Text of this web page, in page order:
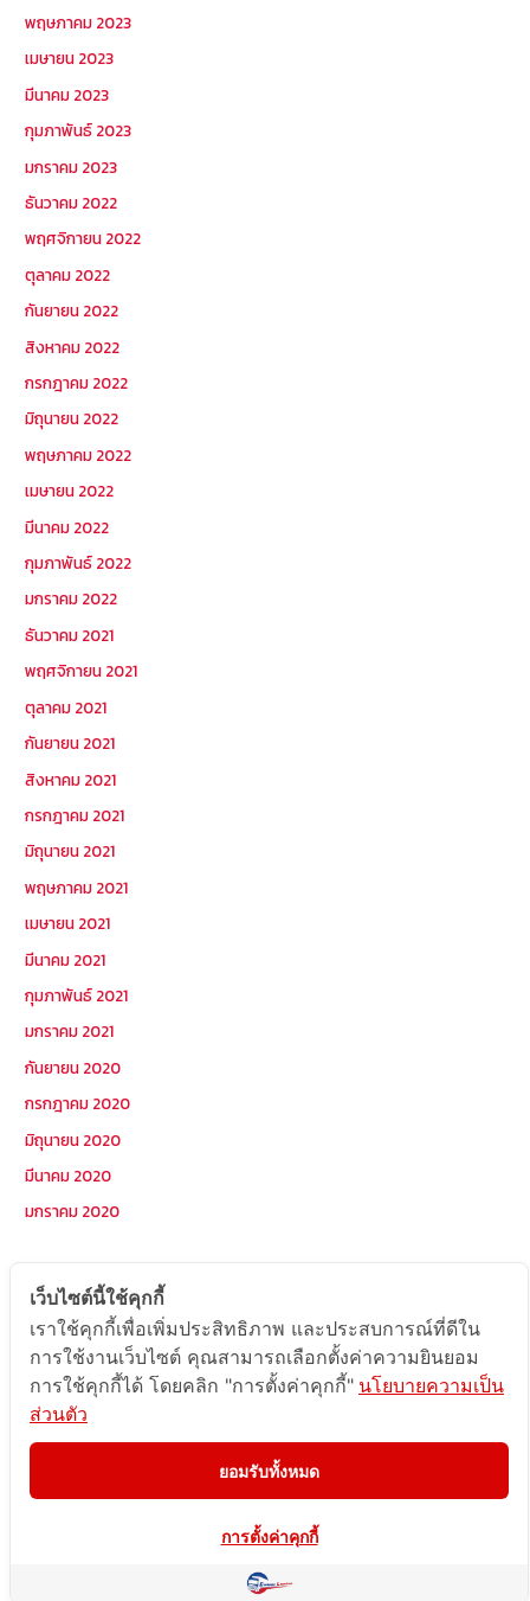
พฤษภาคม 2023
เมษายน 2023
มีนาคม 2023
กุมภาพันธ์ 2023
มกราคม 2023
ธันวาคม 2022
พฤศจิกายน 2022
ตุลาคม 2022
กันยายน 2022
สิงหาคม 2022
กรกฎาคม 2022
มิถุนายน 2022
พฤษภาคม 2022
เมษายน 2022
มีนาคม 2022
กุมภาพันธ์ 2022
มกราคม 2022
ธันวาคม 2021
พฤศจิกายน 2021
ตุลาคม 2021
กันยายน 2021
สิงหาคม 2021
กรกฎาคม 2021
มิถุนายน 2021
พฤษภาคม 2021
เมษายน 2021
มีนาคม 2021
กุมภาพันธ์ 2021
มกราคม 2021
กันยายน 2020
กรกฎาคม 2020
มิถุนายน 2020
มีนาคม 2020
มกราคม 2020
หมวดหมู่
Postcode
TOPKEYWORD
บริการรับส่งสินค้าไปกัมพูชา
ผลงานส่งสินค้าไปกัมพูชา
ส่งสินค้ากัมพูชา1Uncategorized
เว็บไซต์นี้ใช้คุกกี้
เราใช้คุกกี้เพื่อเพิ่มประสิทธิภาพ และประสบการณ์ที่ดีใน
การใช้งานเว็บไซต์ คุณสามารถเลือกตั้งค่าความยินยอม
การใช้คุกกี้ได้ โดยคลิก "การตั้งค่าคุกกี้" นโยบายความเป็น
ส่วนตัว
ยอมรับทั้งหมด
การตั้งค่าคุกกี้